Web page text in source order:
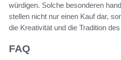
würdigen. Solche besonderen
stellen nicht nur einen Kauf dar,
die Kreativität und die Tradition
FAQ